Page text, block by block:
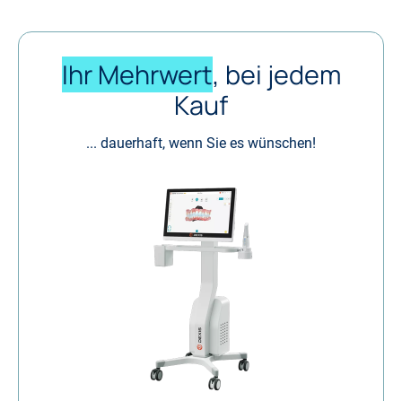
Ihr Mehrwert, bei jedem
Kauf
... dauerhaft, wenn Sie es wünschen!